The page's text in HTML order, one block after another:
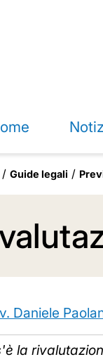
Guide legali
Daniele
la